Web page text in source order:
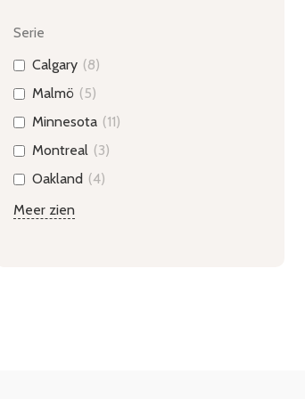
Serie
Calgary (8)
Malmö (5)
Minnesota (11)
Montreal (3)
Oakland (4)
Meer zien